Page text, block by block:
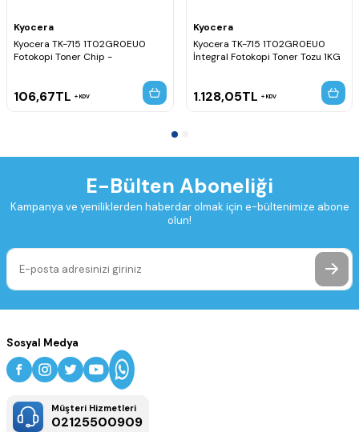
Kyocera
Kyocera TK-715 1T02GR0EU0
Fotokopi Toner Chip -
106,67TL KDV
Kyocera
Kyocera TK-715 1T02GR0EU0
İntegral Fotokopi Toner Tozu 1KG
1.128,05TL KDV
E-Bülten Aboneliği
Kampanya ve yeniliklerden haberdar olmak için e-bültenimize abone
olun!
Sosyal Medya
Müşteri Hizmetleri
02125500909